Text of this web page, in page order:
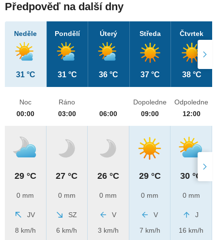
Předpověď na další dny
Neděle
31 °C
Pondělí
31 °C
Úterý
36 °C
Středa
37 °C
Čtvrtek
38 °C
Noc
00:00
29 °C
0 mm
JV
8 km/h
Ráno
03:00
27 °C
0 mm
SZ
6 km/h
06:00
26 °C
0 mm
V
3 km/h
Dopoledne
09:00
29 °C
0 mm
V
7 km/h
Odpoledne
12:00
30 °C
0 mm
J
16 km/h